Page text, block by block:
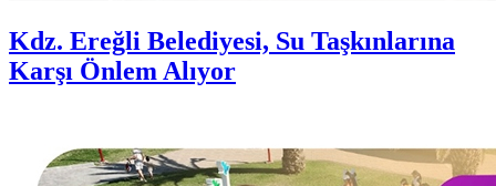
Kdz. Ereğli Belediyesi, Su Taşkınlarına
Karşı Önlem Alıyor